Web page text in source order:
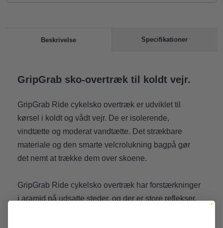
Beskrivelse Specifikationer
GripGrab sko-overtræk til koldt vejr.
GripGrab Ride cykelsko overtræk er udviklet til
kørsel i koldt og vådt vejr. De er isolerende,
vindtætte og moderat vandtætte. Det strækbare
materiale og den smarte velcrolukning bagpå gør
det nemt at trække dem over skoene.
GripGrab Ride cykelsko overtræk har forstærkninger
i aramid på udsatte steder, og der er store reflekser,